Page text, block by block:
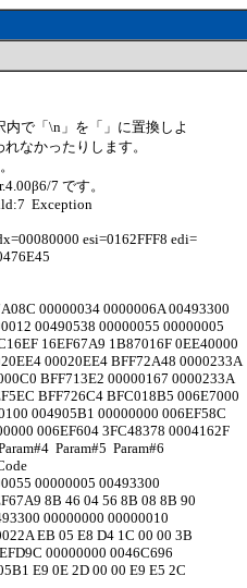
で「\n」を「」に置換しよ
なかったりします。
7 です。
Exception
esi=0162FFF8 edi=
00000034 0000006A 00493300
00490538 00000055 00000005
16EF67A9 1B87016F 0EE40000
00020EE4 BFF72A48 0000233A
BFF713E2 00000167 0000233A
BFF726C4 BFC018B5 006E7000
004905B1 00000000 006EF58C
006EF604 3FC48378 0004162F
Param#5 Param#6
00000005 00493300
8B 46 04 56 8B 08 8B 90
00000000 00000010
EB 05 E8 D4 1C 00 00 3B
00000000 0046C696
E9 0E 2D 00 00 E9 E5 2C